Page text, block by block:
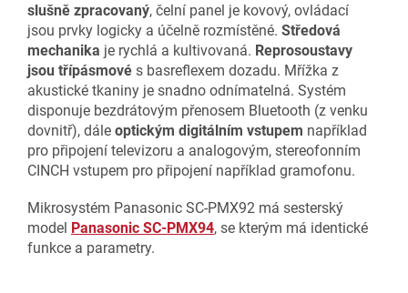
slušně zpracovaný, čelní panel je kovový, ovládací
jsou prvky logicky a účelně rozmístěné. Středová
mechanika je rychlá a kultivovaná. Reprosoustavy
jsou třípásmové s basreflexem dozadu. Mřížka z
akustické tkaniny je snadno odnímatelná. Systém
disponuje bezdrátovým přenosem Bluetooth (z venku
dovnitř), dále optickým digitálním vstupem například
pro připojení televizoru a analogovým, stereofonním
CINCH vstupem pro připojení například gramofonu.
Mikrosystém Panasonic SC-PMX92 má sesterský
model Panasonic SC-PMX94, se kterým má identické
funkce a parametry.